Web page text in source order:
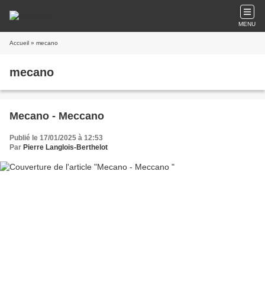
MENU
Accueil » mecano
mecano
Mecano - Meccano
Publié le 17/01/2025 à 12:53
Par Pierre Langlois-Berthelot